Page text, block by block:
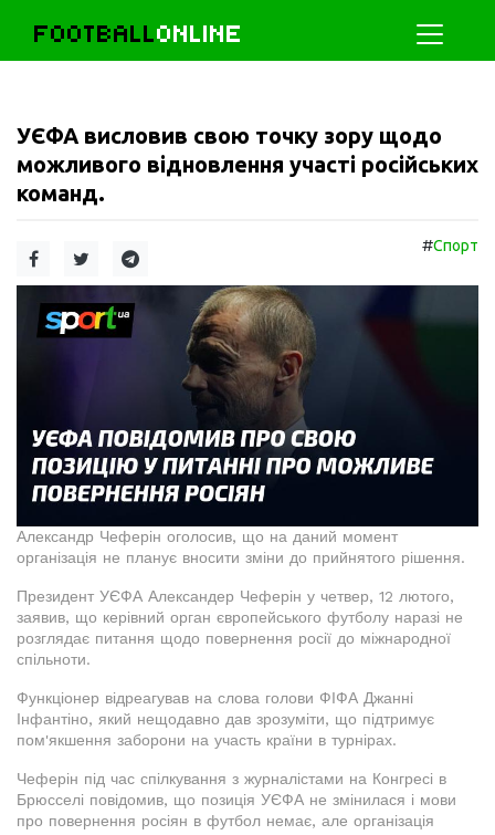
FOOTBALLONLINE
УЄФА висловив свою точку зору щодо
можливого відновлення участі російських
команд.
#Спорт
Александр Чеферін оголосив, що на даний момент
організація не планує вносити зміни до прийнятого рішення.
Президент УЄФА Александер Чеферін у четвер, 12 лютого,
заявив, що керівний орган європейського футболу наразі не
розглядає питання щодо повернення росії до міжнародної
спільноти.
Функціонер відреагував на слова голови ФІФА Джанні
Інфантіно, який нещодавно дав зрозуміти, що підтримує
пом'якшення заборони на участь країни в турнірах.
Чеферін під час спілкування з журналістами на Конгресі в
Брюсселі повідомив, що позиція УЄФА не змінилася і мови
про повернення росіян в футбол немає, але організація